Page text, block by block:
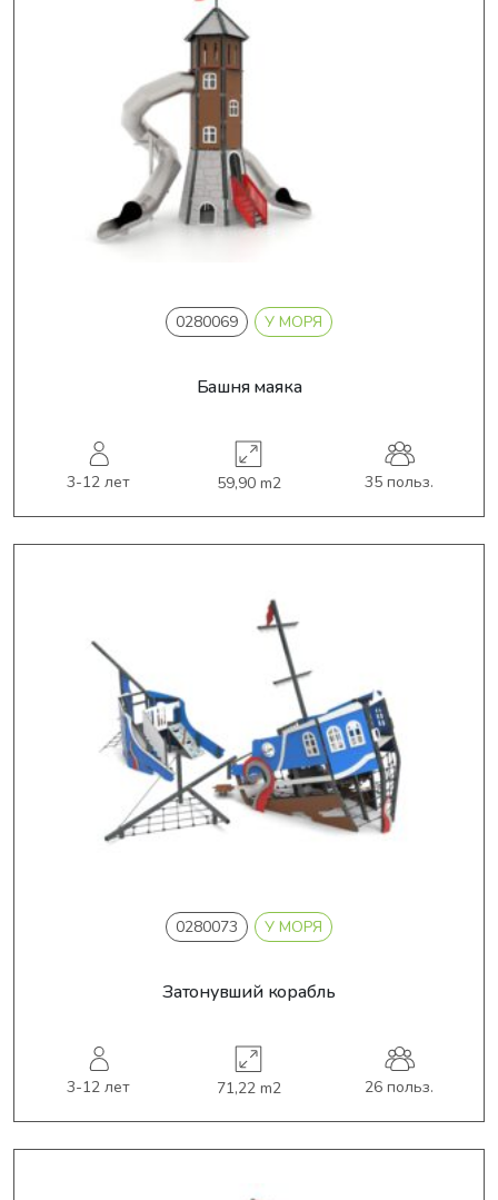
0280069 У МОРЯ
Башня маяка
3-12 лет 59,90 m2 35 польз.
0280073 У МОРЯ
Затонувший корабль
3-12 лет 71,22 m2 26 польз.